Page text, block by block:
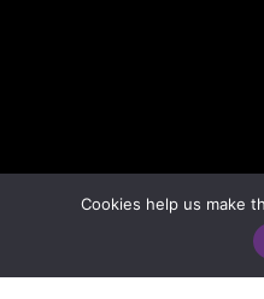
Cookies help us make